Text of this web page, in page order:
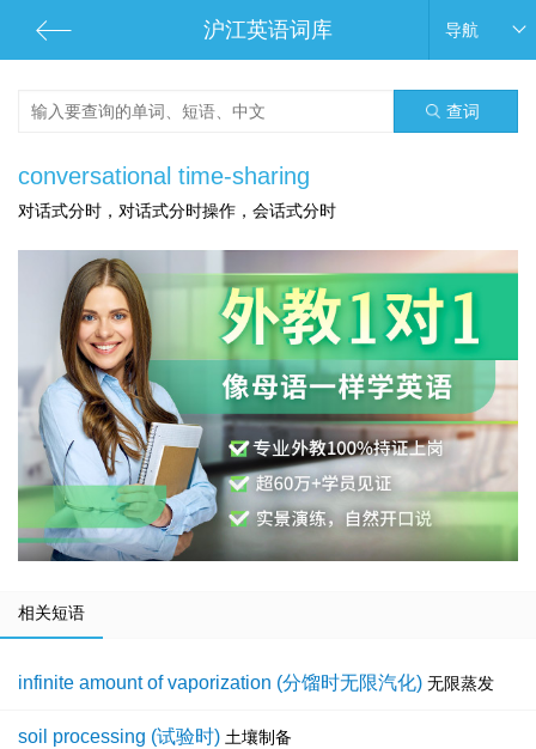
沪江英语词库 导航
查词
conversational time-sharing
对话式分时，对话式分时操作，会话式分时
相关短语
infinite amount of vaporization (分馏时无限汽化) 无限蒸发
soil processing (试验时) 土壤制备